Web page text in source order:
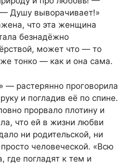
— Душу выворачивает!»
что эта женщина
безнадёжно
может что — то
же тонко — как и она сама.
— растерянно проговорила
и погладив её по спине.
прорвало плотину и
что ей в жизни любви
ни родительской, ни
человеческой. «Всю
где погладят к тем и